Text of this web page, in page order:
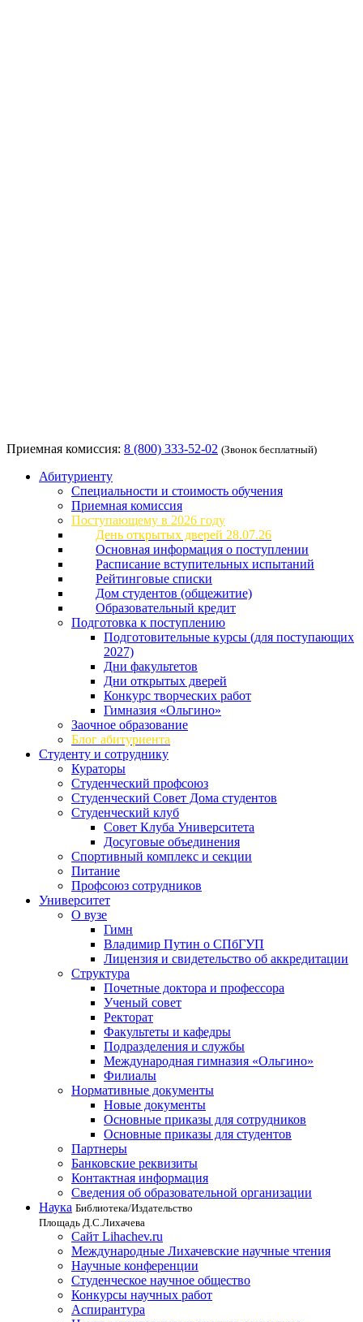
Приемная комиссия: 8 (800) 333-52-02 (Звонок бесплатный)
Абитуриенту
Специальности и стоимость обучения
Приемная комиссия
Поступающему в 2026 году
День открытых дверей 28.07.26
Основная информация о поступлении
Расписание вступительных испытаний
Рейтинговые списки
Дом студентов (общежитие)
Образовательный кредит
Подготовка к поступлению
Подготовительные курсы (для поступающих
2027)
Дни факультетов
Дни открытых дверей
Конкурс творческих работ
Гимназия «Ольгино»
Заочное образование
Блог абитуриента
Студенту и сотруднику
Кураторы
Студенческий профсоюз
Студенческий Совет Дома студентов
Студенческий клуб
Совет Клуба Университета
Досуговые объединения
Спортивный комплекс и секции
Питание
Профсоюз сотрудников
Университет
О вузе
Гимн
Владимир Путин о СПбГУП
Лицензия и свидетельство об аккредитации
Структура
Почетные доктора и профессора
Ученый совет
Ректорат
Факультеты и кафедры
Подразделения и службы
Международная гимназия «Ольгино»
Филиалы
Нормативные документы
Новые документы
Основные приказы для сотрудников
Основные приказы для студентов
Партнеры
Банковские реквизиты
Контактная информация
Сведения об образовательной организации
Наука Библиотека/Издательство
Площадь Д.С.Лихачева
Сайт Lihachev.ru
Международные Лихачевские научные чтения
Научные конференции
Студенческое научное общество
Конкурсы научных работ
Аспирантура